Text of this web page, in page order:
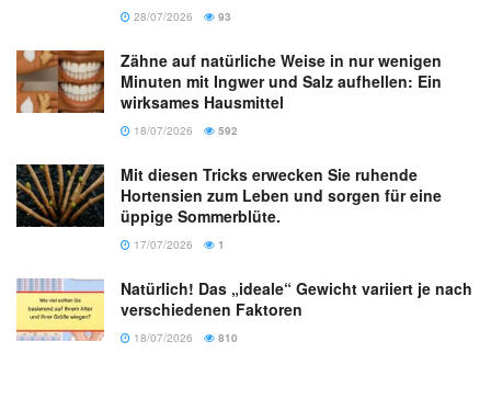
28/07/2026 93
Zähne auf natürliche Weise in nur wenigen
Minuten mit Ingwer und Salz aufhellen: Ein
wirksames Hausmittel
18/07/2026 592
Mit diesen Tricks erwecken Sie ruhende
Hortensien zum Leben und sorgen für eine
üppige Sommerblüte.
17/07/2026 1
Natürlich! Das „ideale“ Gewicht variiert je nach
verschiedenen Faktoren
18/07/2026 810